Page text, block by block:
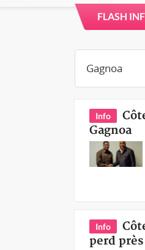
FLASH
Info
Gagnoa
Info
perd